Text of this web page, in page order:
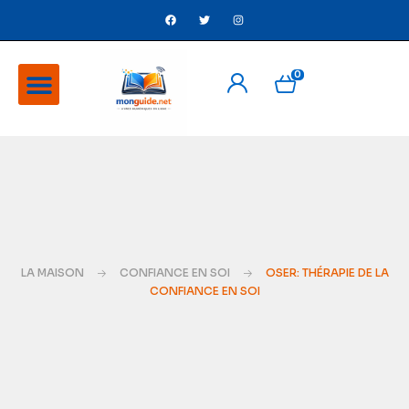
0
LA MAISON CONFIANCE EN SOI
OSER: THÉRAPIE DE LA
CONFIANCE EN SOI